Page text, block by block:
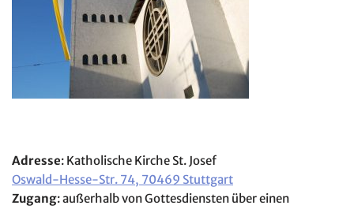
Adresse: Katholische Kirche St. Josef
Oswald-Hesse-Str. 74, 70469 Stuttgart
Zugang: außerhalb von Gottesdiensten über einen